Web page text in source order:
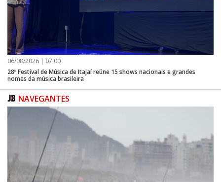
06/08/2026 | 07:00
28º Festival de Música de Itajaí reúne 15 shows nacionais e grandes
nomes da música brasileira
NAVEGANTES